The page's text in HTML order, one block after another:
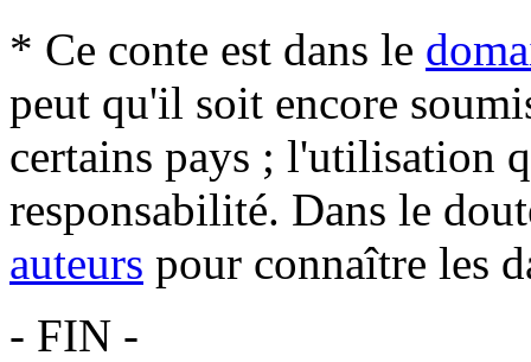
* Ce conte est dans le
peut qu'il soit encore
certains pays ; l'utilisation
responsabilité. Dans le
auteurs pour connaître les
- FIN -